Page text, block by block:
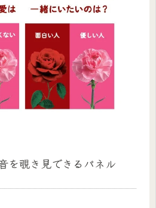
を覗き見できるパネル